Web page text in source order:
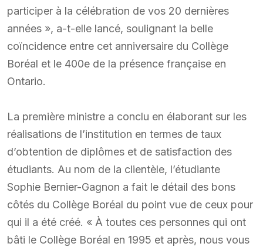
participer à la célébration de vos 20 dernières
années », a-t-elle lancé, soulignant la belle
coïncidence entre cet anniversaire du Collège
Boréal et le 400e de la présence française en
Ontario.
La première ministre a conclu en élaborant sur les
réalisations de l’institution en termes de taux
d’obtention de diplômes et de satisfaction des
étudiants. Au nom de la clientèle, l’étudiante
Sophie Bernier-Gagnon a fait le détail des bons
côtés du Collège Boréal du point vue de ceux pour
qui il a été créé. « À toutes ces personnes qui ont
bâti le Collège Boréal en 1995 et après, nous vous